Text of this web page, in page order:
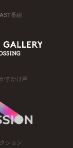
番組
すかけ声
ション